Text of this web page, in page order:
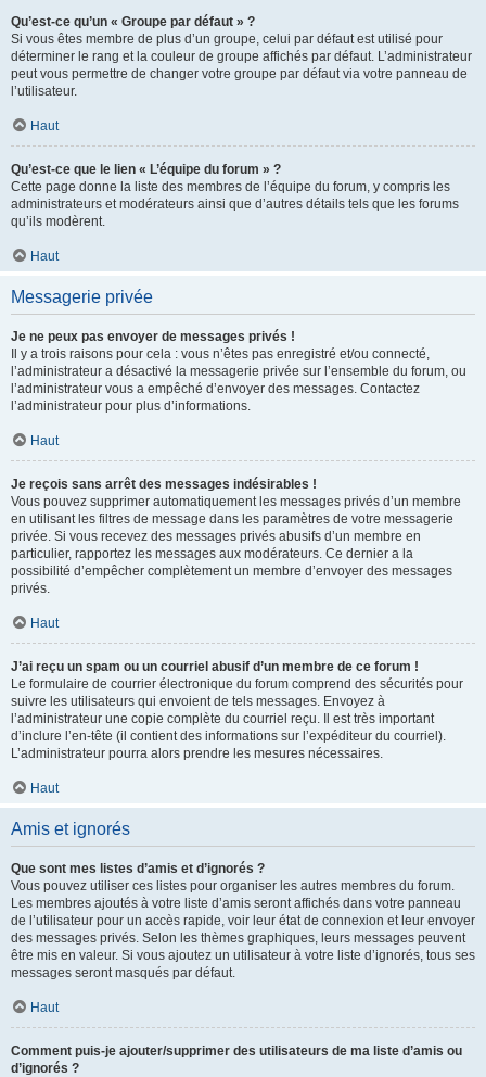
Qu’est-ce qu’un « Groupe par défaut » ?
Si vous êtes membre de plus d’un groupe, celui par défaut est utilisé pour
déterminer le rang et la couleur de groupe affichés par défaut. L’administrateur
peut vous permettre de changer votre groupe par défaut via votre panneau de
l’utilisateur.
Haut
Qu’est-ce que le lien « L’équipe du forum » ?
Cette page donne la liste des membres de l’équipe du forum, y compris les
administrateurs et modérateurs ainsi que d’autres détails tels que les forums
qu’ils modèrent.
Haut
Messagerie privée
Je ne peux pas envoyer de messages privés !
Il y a trois raisons pour cela : vous n’êtes pas enregistré et/ou connecté,
l’administrateur a désactivé la messagerie privée sur l’ensemble du forum, ou
l’administrateur vous a empêché d’envoyer des messages. Contactez
l’administrateur pour plus d’informations.
Haut
Je reçois sans arrêt des messages indésirables !
Vous pouvez supprimer automatiquement les messages privés d’un membre
en utilisant les filtres de message dans les paramètres de votre messagerie
privée. Si vous recevez des messages privés abusifs d’un membre en
particulier, rapportez les messages aux modérateurs. Ce dernier a la
possibilité d’empêcher complètement un membre d’envoyer des messages
privés.
Haut
J’ai reçu un spam ou un courriel abusif d’un membre de ce forum !
Le formulaire de courrier électronique du forum comprend des sécurités pour
suivre les utilisateurs qui envoient de tels messages. Envoyez à
l’administrateur une copie complète du courriel reçu. Il est très important
d’inclure l’en-tête (il contient des informations sur l’expéditeur du courriel).
L’administrateur pourra alors prendre les mesures nécessaires.
Haut
Amis et ignorés
Que sont mes listes d’amis et d’ignorés ?
Vous pouvez utiliser ces listes pour organiser les autres membres du forum.
Les membres ajoutés à votre liste d’amis seront affichés dans votre panneau
de l’utilisateur pour un accès rapide, voir leur état de connexion et leur envoyer
des messages privés. Selon les thèmes graphiques, leurs messages peuvent
être mis en valeur. Si vous ajoutez un utilisateur à votre liste d’ignorés, tous ses
messages seront masqués par défaut.
Haut
Comment puis-je ajouter/supprimer des utilisateurs de ma liste d’amis ou
d’ignorés ?